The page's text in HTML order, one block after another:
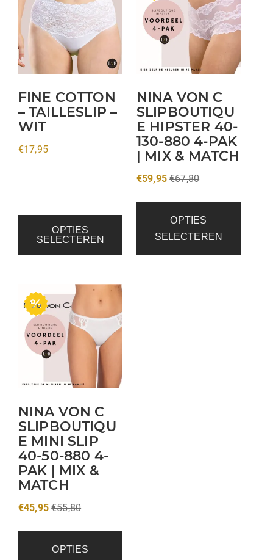
FINE COTTON
– TAILLESLIP –
WIT
€17,95
OPTIES
SELECTEREN
heeft
meerdere
variaties.
Deze
optie
kan
gekozen
worden
NINA VON C
SLIPBOUTIQU
E HIPSTER 40-
130-880 4-PAK
| MIX & MATCH
€59,95 €67,80
OPTIES
SELECTEREN
NINA VON C
SLIPBOUTIQU
E MINI SLIP
40-50-880 4-
PAK | MIX &
MATCH
€45,95 €55,80
OPTIES